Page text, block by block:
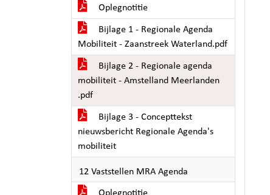
Oplegnotitie
Bijlage 1 - Regionale Agenda
Mobiliteit - Zaanstreek Waterland.pdf
Bijlage 2 - Regionale agenda
mobiliteit - Amstelland Meerlanden
.pdf
Bijlage 3 - Concepttekst
nieuwsbericht Regionale Agenda's
mobiliteit
12 Vaststellen MRA Agenda